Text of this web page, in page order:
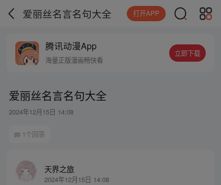
爱丽丝名言名句大全 打开APP
腾讯动漫App
海量正版漫画畅快看
立即下载
爱丽丝名言名句大全
2024年12月15日 14:08
1个回答
天界之旅
2024年12月15日 14:08